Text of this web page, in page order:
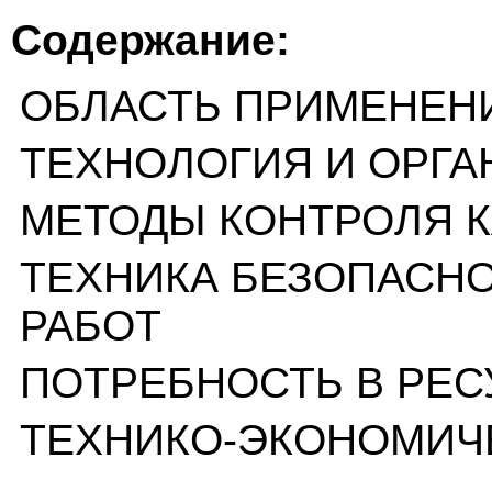
Содержание:
ОБЛАСТЬ
ТЕХНОЛОГИЯ И
МЕТОДЫ КОНТРОЛЯ
ТЕХНИКА
РАБОТ
ПОТРЕБНОСТЬ В
ТЕХНИКО-